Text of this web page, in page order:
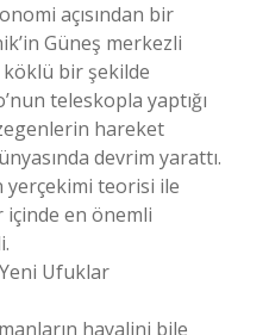
açısından bir
Güneş merkezli
bir şekilde
teleskopla yaptığı
hareket
devrim yarattı.
yerçekimi teorisi ile
en önemli
Ufuklar
hayalini bile